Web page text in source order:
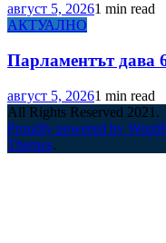
август 5, 20261 min read
АКТУАЛНО
Парламентът дава
август 5, 20261 min read
All Rights Reserved 2021.
Proudly powered by
Themes.